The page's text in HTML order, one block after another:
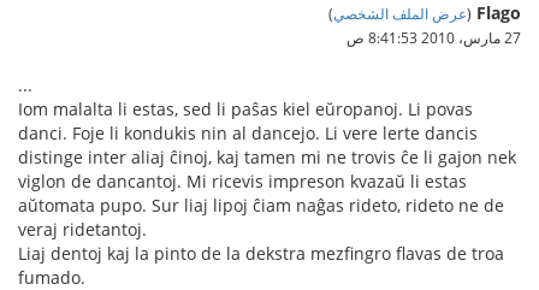
Flago
(عرض الملف الشخصي)
27 مارس، 2010 8:41:53 ص
...
Iom malalta li estas, sed li paŝas kiel eŭropanoj. Li povas
danci. Foje li kondukis nin al dancejo. Li vere lerte dancis
distinge inter aliaj ĉinoj, kaj tamen mi ne trovis ĉe li gajon nek
viglon de dancantoj. Mi ricevis impreson kvazaŭ li estas
aŭtomata pupo. Sur liaj lipoj ĉiam naĝas rideto, rideto ne de
veraj ridetantoj.
Liaj dentoj kaj la pinto de la dekstra mezfingro flavas de troa
fumado.